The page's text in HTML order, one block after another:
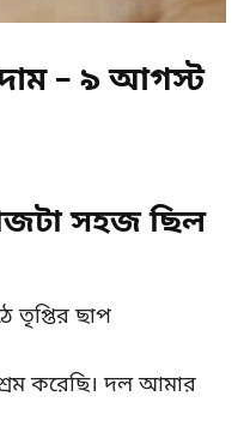
– ৯ আগস্ট
সহজ ছিল
তৃপ্তির ছাপ
করেছি। দল আমার